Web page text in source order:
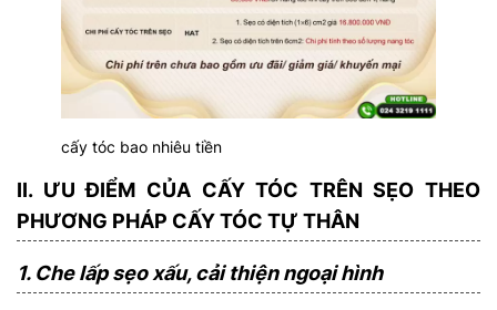
cấy tóc bao nhiêu tiền
II. ƯU ĐIỂM CỦA CẤY TÓC TRÊN SẸO THEO
PHƯƠNG PHÁP CẤY TÓC TỰ THÂN
1. Che lấp sẹo xấu, cải thiện ngoại hình